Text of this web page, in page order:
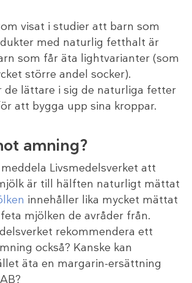
visat i studier att barn som
med naturlig fetthalt är
som får äta lightvarianter (som
större andel socker).
de lättare i sig de naturliga fetter
att bygga upp sina kroppar.
amning?
Livsmedelsverket att
är till hälften naturligt mättat
innehåller lika mycket mättat
mjölken de avråder från.
rekommendera ett
också? Kanske kan
äta en margarin-ersättning